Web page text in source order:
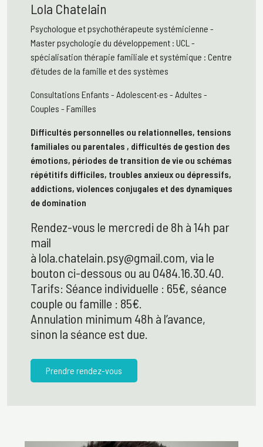
Lola Chatelain
Psychologue et psychothérapeute systémicienne -
Master psychologie du développement : UCL -
spécialisation thérapie familiale et systémique : Centre
d’études de la famille et des systèmes
Consultations Enfants - Adolescent·es - Adultes -
Couples - Familles
Difficultés personnelles ou relationnelles, tensions
familiales ou parentales , difficultés de gestion des
émotions, périodes de transition de vie ou schémas
répétitifs difficiles, troubles anxieux ou dépressifs,
addictions, violences conjugales et des dynamiques
de domination
Rendez-vous le mercredi de 8h à 14h par
mail
à lola.chatelain.psy@gmail.com, via le
bouton ci-dessous ou au 0484.16.30.40.
Tarifs: Séance individuelle : 65€, séance
couple ou famille : 85€.
Annulation minimum 48h à l’avance,
sinon la séance est due.
Prendre rendez-vous